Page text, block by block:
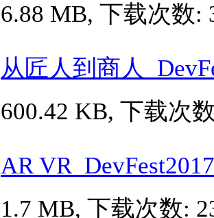
6.88 MB, 下载次数:
从匠人到商人
600.42 KB, 下载次
AR
1.7 MB, 下载次数: